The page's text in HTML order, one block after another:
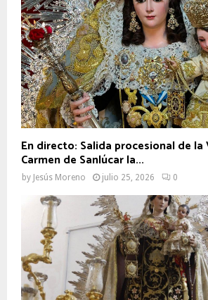
En directo: Salida procesional de
Carmen de Sanlúcar la...
by Jesús Moreno julio 25, 2026 0